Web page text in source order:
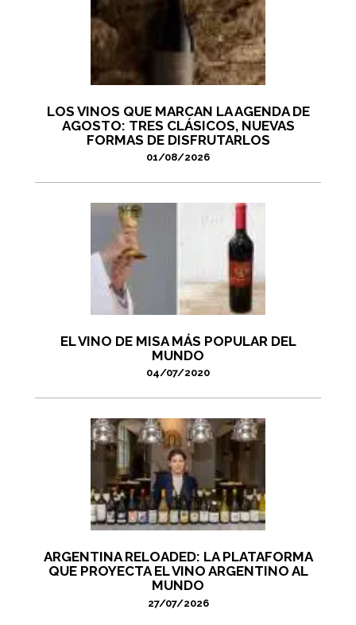
LOS VINOS QUE MARCAN LA AGENDA DE
AGOSTO: TRES CLÁSICOS, NUEVAS
FORMAS DE DISFRUTARLOS
01/08/2026
EL VINO DE MISA MÁS POPULAR DEL
MUNDO
04/07/2020
ARGENTINA RELOADED: LA PLATAFORMA
QUE PROYECTA EL VINO ARGENTINO AL
MUNDO
27/07/2026